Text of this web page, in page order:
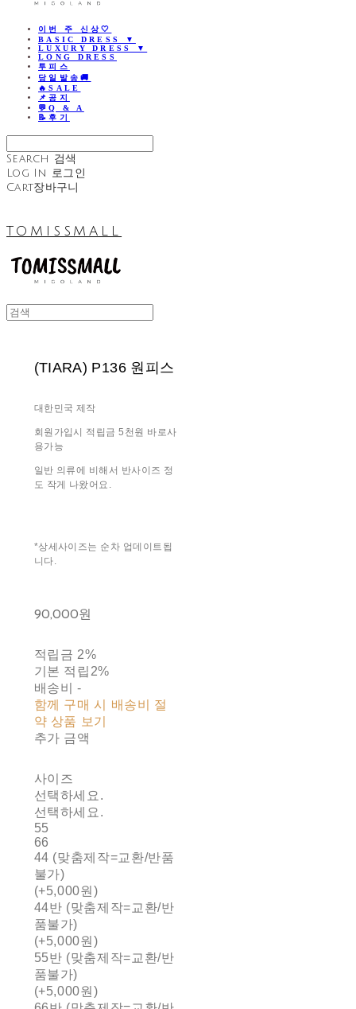
이번 주 신상🤍
BASIC DRESS ▼
LUXURY DRESS ▼
LONG DRESS
투피스
당일발송🚚
🔥SALE
📌공지
💬Q & A
📝후기
Search 검색
Log In 로그인
Cart장바구니
TOMISSMALL
(TIARA) P136 원피스
대한민국 제작
회원가입시 적립금 5천원 바로사
용가능
일반 의류에 비해서 반사이즈 정
도 작게 나왔어요.
*상세사이즈는 순차 업데이트됩
니다.
90,000원
적립금 2%
기본 적립 2%
배송비-
함께 구매 시 배송비 절
약 상품 보기
추가 금액
사이즈
선택하세요.
선택하세요.
55
66
44 (맞춤제작=교환/반품
불가)
(+5,000원)
44반 (맞춤제작=교환/반
품불가)
(+5,000원)
55반 (맞춤제작=교환/반
품불가)
(+5,000원)